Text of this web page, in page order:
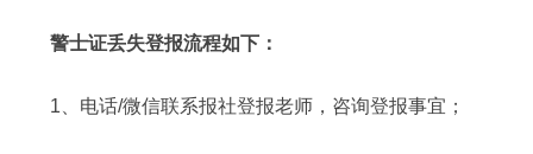
警士证丢失登报流程如下：
1、电话/微信联系报社登报老师，咨询登报事宜；